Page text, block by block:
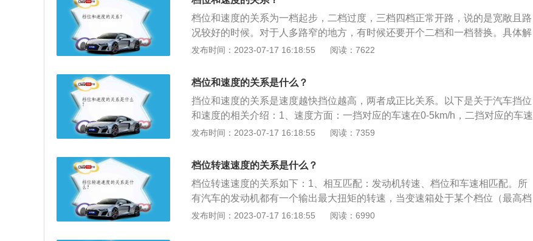
活塞式内燃机，是将燃料的化学能转化为活塞运动的机械能并对外输出动力。汽
油机转速高，质量小，噪音小，起动容易，制造成本低；柴油机压缩比大，热效
率高，经济性能和排放性能都比汽油机好。
档位和速度的关系为一档起步，二档过度，三档四档正常开路，说的是宽敞且路
况较好的时候。对于人多路窄的地方，有时候还要开个二档和一档替换。具体解
释如下：1.1档：正常起步或者爬很陡的坡时使用，车速在10每km/h。2.2档：起
m/h使用该档位，在市区行驶常使用该档位。4.4档：时速40-60km/h时使用该档
位。5.5档：时速60Km/hy就可以使用该档位。
发布时间：2023-07-17 16:18:55 阅读：7622
档位和速度的关系是什么？
挡位和速度的关系是速度越快挡位越高，两者成正比关系。以下是关于汽车挡位
和速度的相关介绍：1、速度方面：一挡对应的车速在0-5km/h，二挡对应的车速
在5-20km/h，三挡对应的车速在20-40km/h，四挡对应的车速在40-60km/h，五挡
000r/min，不能超过2500r/min。如果是一些大排量高功率的发动机，可以在300
0r/min左右换挡。
发布时间：2023-07-17 16:18:55 阅读：7359
档位转速速度的关系是什么？
档位转速速度的关系如下：1、相互匹配：发动机转速、档位和车速相匹配。所
有汽车的发动机都有一个输出最大扭矩的转速，当变速箱处于某个档位（最高档
位除外）时，发动机转速达到输出最大扭矩的转速（例如3000转）时，车速就达
发布时间：2023-07-17 16:18:55 阅读：6990